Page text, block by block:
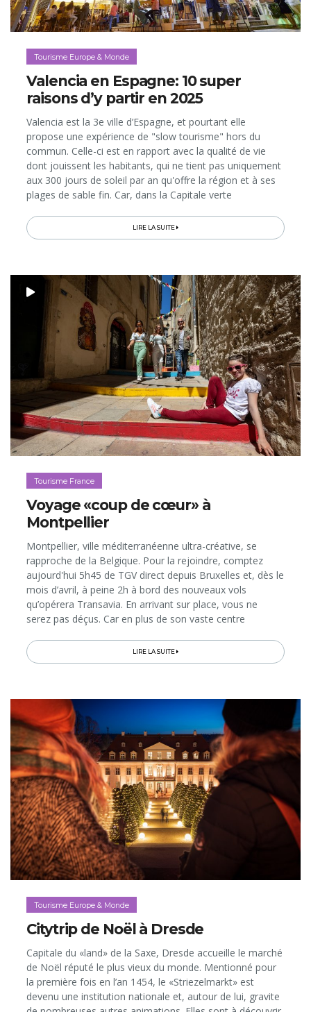
Tourisme Europe & Monde
Valencia en Espagne: 10 super
raisons d’y partir en 2025
Valencia est la 3e ville d’Espagne, et pourtant elle
propose une expérience de "slow tourisme" hors du
commun. Celle-ci est en rapport avec la qualité de vie
dont jouissent les habitants, qui ne tient pas uniquement
aux 300 jours de soleil par an qu'offre la région et à ses
plages de sable fin. Car, dans la Capitale verte
superbes quartiers...
LIRE LA SUITE
Tourisme France
Voyage «coup de cœur» à
Montpellier
Montpellier, ville méditerranéenne ultra-créative, se
rapproche de la Belgique. Pour la rejoindre, comptez
aujourd'hui 5h45 de TGV direct depuis Bruxelles et, dès le
mois d’avril, à peine 2h à bord des nouveaux vols
qu’opérera Transavia. En arrivant sur place, vous ne
serez pas déçus. Car en plus de son vaste centre
patrimoine, en ambiance...LIRE LA SUITE
Tourisme Europe & Monde
Citytrip de Noël à Dresde
Capitale du «land» de la Saxe, Dresde accueille le marché
de Noël réputé le plus vieux du monde. Mentionné pour
la première fois en l’an 1454, le «Striezelmarkt» est
devenu une institution nationale et, autour de lui, gravite